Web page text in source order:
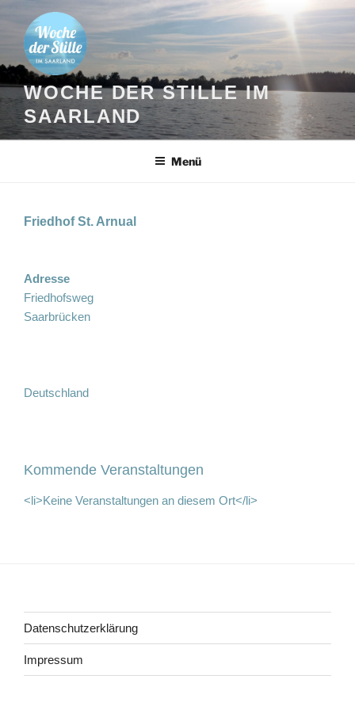
Inhalt
springen
WOCHE DER STILLE IM
SAARLAND
Menü
Friedhof St. Arnual
Adresse
Friedhofsweg
Saarbrücken
Deutschland
Kommende Veranstaltungen
<li>Keine Veranstaltungen an diesem Ort</li>
Datenschutzerklärung
Impressum